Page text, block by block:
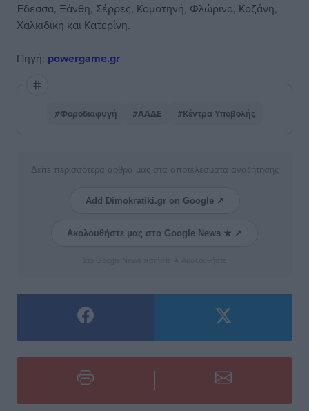
Έδεσσα, Ξάνθη, Σέρρες, Κομοτηνή, Φλώρινα, Κοζάνη,
Χαλκιδική και Κατερίνη.
Πηγή: powergame.gr
#Φοροδιαφυγή #ΑΑΔΕ #Κέντρα Υποβολής
Δείτε περισσότερα άρθρα μας στα αποτελέσματα αναζήτησης
Add Dimokratiki.gr on Google ↗
Ακολουθήστε μας στο Google News ★ ↗